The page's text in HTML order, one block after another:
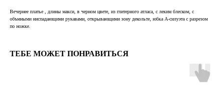
Вечернее платье , длины макси, в черном цвете, из глитерного атласа, с леким блеском, с
объмными ниспадающими рукавами, открывающими зону декольте, юбка А-силуэта с разрезом
по ножке.
ТЕБЕ МОЖЕТ ПОНРАВИТЬСЯ